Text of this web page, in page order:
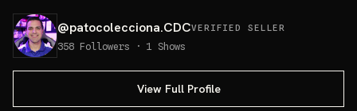
@patocolecciona.CDCVERIFIED SELLER
358 Followers · 1 Shows
View Full Profile